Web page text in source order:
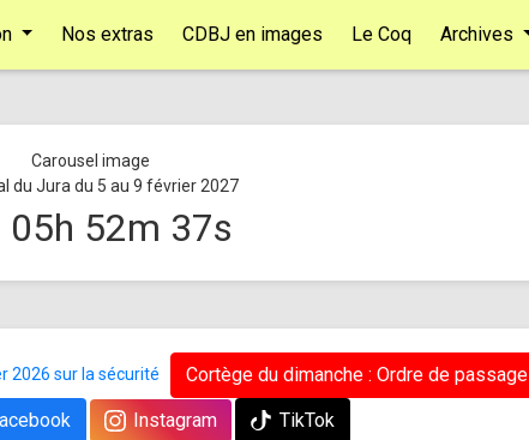
Nos extras CDBJ en images Le Coq Archives
du Jura du 5 au 9 février 2027
05h 52m 37s
2026 sur la sécurité Cortège du dimanche : Ordre de passage
Instagram TikTok